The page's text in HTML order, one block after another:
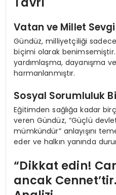
Vatan ve Millet
Gündüz, milliyetçiliği
biçimi olarak
yardımlaşma, dayanışma
harmanlanmıştır.
Sosyal Sorumluluk
Eğitimden sağlığa kadar
veren Gündüz, “Güçlü
mümkündür” anlayışını
eder ve halkın yanında
“Dikkat edin!
ancak